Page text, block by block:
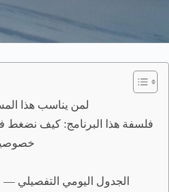
✅ لمن يناسب هذا
🎯 فلسفة هذا البرنامج: كيف
🧭
📅 الجدول اليومي التفصيلي